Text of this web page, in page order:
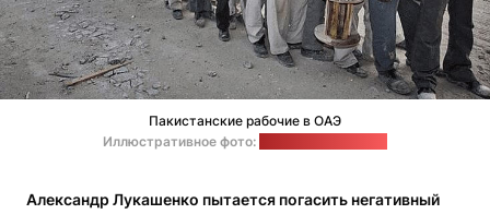
Пакистанские рабочие в ОАЭ
Иллюстративное фото:
Александр Лукашенко пытается погасить негативный